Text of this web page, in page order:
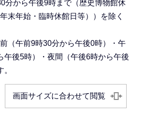
分から午後9時まで（歴史博物館休
末年始・臨時休館日等））を除く
（午前9時30分から午後0時）・午
午後5時）・夜間（午後6時から午後
画面サイズに合わせて閲覧